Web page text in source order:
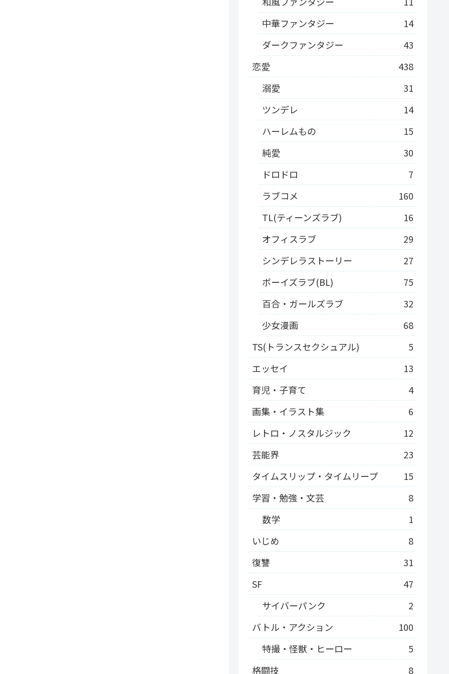
中華ファンタジー
14
ダークファンタジー
43
恋愛
438
溺愛
31
ツンデレ
14
ハーレムもの
15
純愛
30
ドロドロ
7
ラブコメ
160
TL(ティーンズラブ)
16
オフィスラブ
29
シンデレラストーリー
27
ボーイズラブ(BL)
75
百合・ガールズラブ
32
少女漫画
68
TS(トランスセクシュアル)
5
エッセイ
13
育児・子育て
4
画集・イラスト集
6
レトロ・ノスタルジック
12
芸能界
23
タイムスリップ・タイムリープ
15
学習・勉強・文芸
8
数学
1
いじめ
8
復讐
31
SF
47
サイバーパンク
2
バトル・アクション
100
特撮・怪獣・ヒーロー
5
格闘技
8